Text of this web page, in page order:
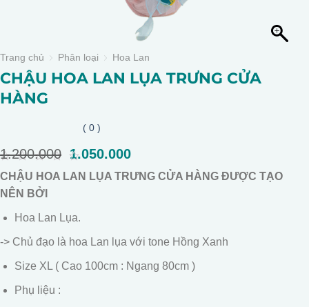
Trang chủ Phân loại Hoa Lan
CHẬU HOA LAN LỤA TRƯNG CỬA
HÀNG
0
out
of
( 0 )
1.200.000 Giá
là:
1.050.000
tại
CHẬU HOA LAN LỤA TRƯNG CỬA HÀNG ĐƯỢC TẠO
NÊN BỞI
Hoa Lan Lụa.
-> Chủ đạo là hoa Lan lụa với tone Hồng Xanh
Size XL ( Cao 100cm : Ngang 80cm )
Phụ liệu :